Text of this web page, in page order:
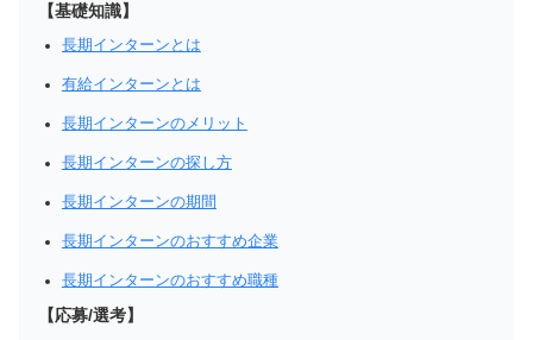
【基礎知識】
長期インターンとは
有給インターンとは
長期インターンのメリット
長期インターンの探し方
長期インターンの期間
長期インターンのおすすめ企業
長期インターンのおすすめ職種
【応募/選考】